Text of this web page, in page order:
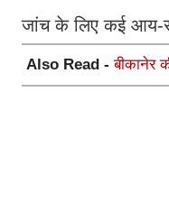
जांच के लिए कई आय-
Also Read -बीकानेर